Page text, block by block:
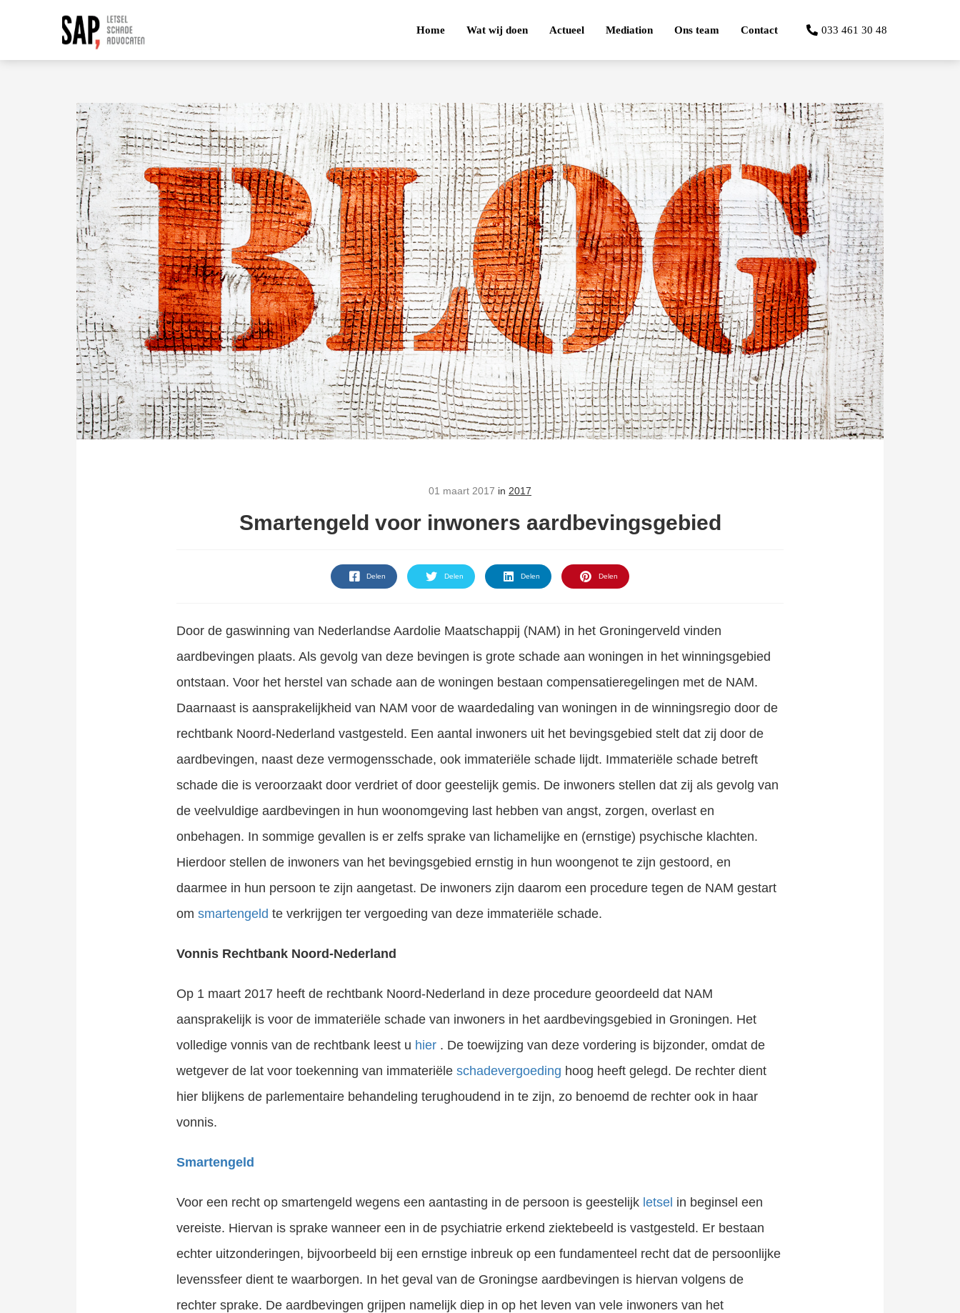
Home Wat wij doen Actueel Mediation Ons team Contact 033 461 30 48
01 maart 2017 in 2017
Smartengeld voor inwoners aardbevingsgebied
Delen Delen Delen Delen
Door de gaswinning van Nederlandse Aardolie Maatschappij (NAM) in het Groningerveld vinden
aardbevingen plaats. Als gevolg van deze bevingen is grote schade aan woningen in het winningsgebied
ontstaan. Voor het herstel van schade aan de woningen bestaan compensatieregelingen met de NAM.
Daarnaast is aansprakelijkheid van NAM voor de waardedaling van woningen in de winningsregio door de
rechtbank Noord-Nederland vastgesteld. Een aantal inwoners uit het bevingsgebied stelt dat zij door de
aardbevingen, naast deze vermogensschade, ook immateriële schade lijdt. Immateriële schade betreft
schade die is veroorzaakt door verdriet of door geestelijk gemis. De inwoners stellen dat zij als gevolg van
de veelvuldige aardbevingen in hun woonomgeving last hebben van angst, zorgen, overlast en
onbehagen. In sommige gevallen is er zelfs sprake van lichamelijke en (ernstige) psychische klachten.
Hierdoor stellen de inwoners van het bevingsgebied ernstig in hun woongenot te zijn gestoord, en
daarmee in hun persoon te zijn aangetast. De inwoners zijn daarom een procedure tegen de NAM gestart
om smartengeld te verkrijgen ter vergoeding van deze immateriële schade.
Vonnis Rechtbank Noord-Nederland
Op 1 maart 2017 heeft de rechtbank Noord-Nederland in deze procedure geoordeeld dat NAM
aansprakelijk is voor de immateriële schade van inwoners in het aardbevingsgebied in Groningen. Het
volledige vonnis van de rechtbank leest u hier . De toewijzing van deze vordering is bijzonder, omdat de
wetgever de lat voor toekenning van immateriële schadevergoeding hoog heeft gelegd. De rechter dient
hier blijkens de parlementaire behandeling terughoudend in te zijn, zo benoemd de rechter ook in haar
vonnis.
Smartengeld
Voor een recht op smartengeld wegens een aantasting in de persoon is geestelijk letsel in beginsel een
vereiste. Hiervan is sprake wanneer een in de psychiatrie erkend ziektebeeld is vastgesteld. Er bestaan
echter uitzonderingen, bijvoorbeeld bij een ernstige inbreuk op een fundamenteel recht dat de persoonlijke
levenssfeer dient te waarborgen. In het geval van de Groningse aardbevingen is hiervan volgens de
rechter sprake. De aardbevingen grijpen namelijk diep in op het leven van vele inwoners van het